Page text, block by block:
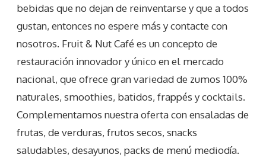
bebidas que no dejan de reinventarse y que a todos
gustan, entonces no espere más y contacte con
nosotros. Fruit & Nut Café es un concepto de
restauración innovador y único en el mercado
nacional, que ofrece gran variedad de zumos 100%
naturales, smoothies, batidos, frappés y cocktails.
Complementamos nuestra oferta con ensaladas de
frutas, de verduras, frutos secos, snacks
saludables, desayunos, packs de menú mediodía.